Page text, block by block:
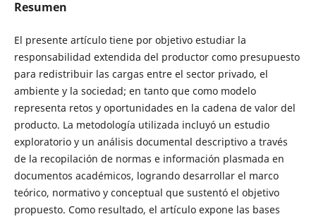
Resumen
El presente artículo tiene por objetivo estudiar la
responsabilidad extendida del productor como presupuesto
para redistribuir las cargas entre el sector privado, el
ambiente y la sociedad; en tanto que como modelo
representa retos y oportunidades en la cadena de valor del
producto. La metodología utilizada incluyó un estudio
exploratorio y un análisis documental descriptivo a través
de la recopilación de normas e información plasmada en
documentos académicos, logrando desarrollar el marco
teórico, normativo y conceptual que sustentó el objetivo
propuesto. Como resultado, el artículo expone las bases